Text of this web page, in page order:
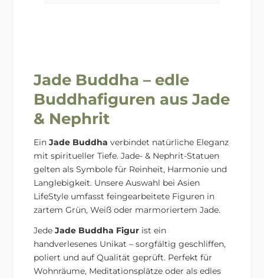
Jade Buddha – edle
Buddhafiguren aus Jade
& Nephrit
Ein Jade Buddha verbindet natürliche Eleganz
mit spiritueller Tiefe. Jade- & Nephrit-Statuen
gelten als Symbole für Reinheit, Harmonie und
Langlebigkeit. Unsere Auswahl bei Asien
LifeStyle umfasst feingearbeitete Figuren in
zartem Grün, Weiß oder marmoriertem Jade.
Jede Jade Buddha Figur ist ein
handverlesenes Unikat – sorgfältig geschliffen,
poliert und auf Qualität geprüft. Perfekt für
Wohnräume, Meditationsplätze oder als edles